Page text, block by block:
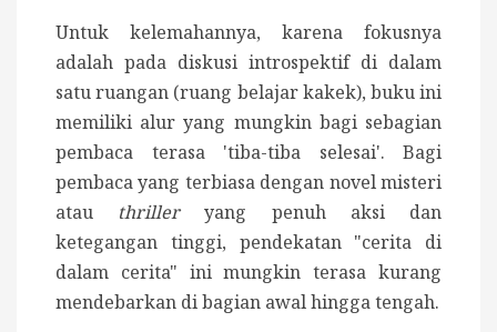
Untuk kelemahannya, karena fokusnya
adalah pada diskusi introspektif di dalam
satu ruangan (ruang belajar kakek), buku ini
memiliki alur yang mungkin bagi sebagian
pembaca terasa 'tiba-tiba selesai'. Bagi
pembaca yang terbiasa dengan novel misteri
atau thrilleryang penuh aksi dan
ketegangan tinggi, pendekatan "cerita di
dalam cerita" ini mungkin terasa kurang
mendebarkan di bagian awal hingga tengah.